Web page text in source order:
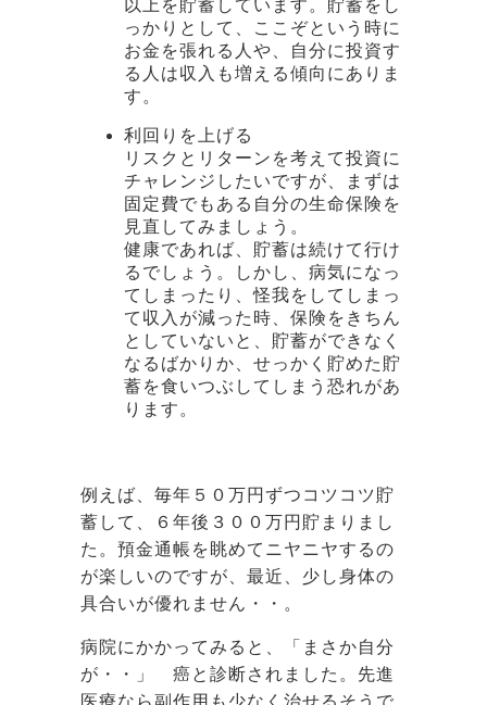
以上を貯蓄しています。貯蓄をし
っかりとして、ここぞという時に
お金を張れる人や、自分に投資す
る人は収入も増える傾向にありま
す。
利回りを上げる
リスクとリターンを考えて投資に
チャレンジしたいですが、まずは
固定費でもある自分の生命保険を
見直してみましょう。
健康であれば、貯蓄は続けて行け
るでしょう。しかし、病気になっ
てしまったり、怪我をしてしまっ
て収入が減った時、保険をきちん
としていないと、貯蓄ができなく
なるばかりか、せっかく貯めた貯
蓄を食いつぶしてしまう恐れがあ
ります。
例えば、毎年５０万円ずつコツコツ貯
蓄して、６年後３００万円貯まりまし
た。預金通帳を眺めてニヤニヤするの
が楽しいのですが、最近、少し身体の
具合いが優れません・・。
病院にかかってみると、「まさか自分
が・・」 癌と診断されました。先進
医療なら副作用も少なく治せるそうで